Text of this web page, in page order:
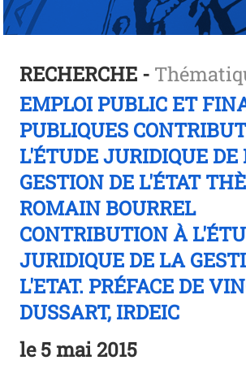
RECHERCHE -
EMPLOI PUBLIC ET
PUBLIQUES
L'ÉTUDE JURIDIQUE DE
GESTION DE L'ÉTAT
ROMAIN BOURREL
CONTRIBUTION À
JURIDIQUE DE LA
L'ETAT. PRÉFACE DE
DUSSART, IRDEIC
le5 mai 2015